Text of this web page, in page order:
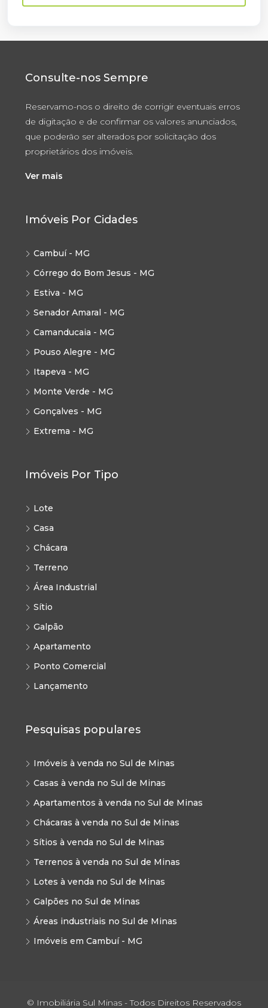
Consulte-nos Sempre
Reservamo-nos o direito de corrigir eventuais erros
de digitação e de confirmar os valores anunciados,
que poderão ser alterados por solicitação dos
proprietários dos imóveis.
Ver mais
Imóveis Por Cidades
Cambuí - MG
Córrego do Bom Jesus - MG
Estiva - MG
Senador Amaral - MG
Camanducaia - MG
Pouso Alegre - MG
Itapeva - MG
Monte Verde - MG
Gonçalves - MG
Extrema - MG
Imóveis Por Tipo
Lote
Casa
Chácara
Terreno
Área Industrial
Sítio
Galpão
Apartamento
Ponto Comercial
Lançamento
Pesquisas populares
Imóveis à venda no Sul de Minas
Casas à venda no Sul de Minas
Apartamentos à venda no Sul de Minas
Chácaras à venda no Sul de Minas
Sítios à venda no Sul de Minas
Terrenos à venda no Sul de Minas
Lotes à venda no Sul de Minas
Galpões no Sul de Minas
Áreas industriais no Sul de Minas
Imóveis em Cambuí - MG
© Imobiliária Sul Minas - Todos Direitos Reservados